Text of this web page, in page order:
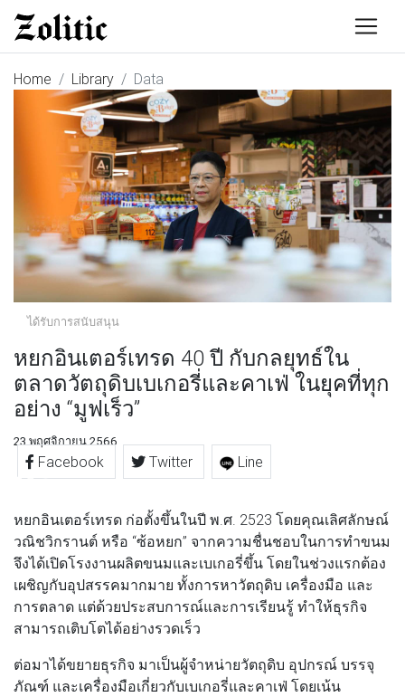
Home Library Data
ได้รับการสนับสนุน
หยกอินเตอร์เทรด 40 ปี กับกลยุทธ์ใน
ตลาดวัตถุดิบเบเกอรี่และคาเฟ่ ในยุคที่ทุก
อย่าง “มูฟเร็ว”
23 พฤศจิกายน 2566
Facebook Twitter Line
หยกอินเตอร์เทรด ก่อตั้งขึ้นในปี พ.ศ. 2523 โดยคุณเลิศลักษณ์
วณิชวิกรานต์ หรือ “ซ้อหยก” จากความชื่นชอบในการทำขนม
จึงได้เปิดโรงงานผลิตขนมและเบเกอรี่ขึ้น โดยในช่วงแรกต้อง
เผชิญกับอุปสรรคมากมาย ทั้งการหาวัตถุดิบ เครื่องมือ และ
การตลาด แต่ด้วยประสบการณ์และการเรียนรู้ ทำให้ธุรกิจ
สามารถเติบโตได้อย่างรวดเร็ว
ต่อมาได้ขยายธุรกิจ มาเป็นผู้จำหน่ายวัตถุดิบ อุปกรณ์ บรรจุ
ภัณฑ์ และเครื่องมือเกี่ยวกับเบเกอรี่และคาเฟ่ โดยเน้น